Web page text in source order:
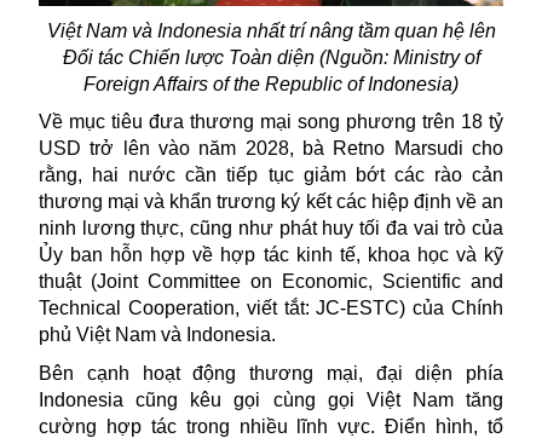
Việt Nam và Indonesia nhất trí nâng tầm quan hệ lên
Đối tác Chiến lược Toàn diện (Nguồn: Ministry of
Foreign Affairs of the Republic of Indonesia)
Về mục tiêu đưa thương mại song phương trên 18 tỷ
USD trở lên vào năm 2028, bà Retno Marsudi cho
rằng, hai nước cần tiếp tục giảm bớt các rào cản
thương mại và khẩn trương ký kết các hiệp định về an
ninh lương thực, cũng như phát huy tối đa vai trò của
Ủy ban hỗn hợp về hợp tác kinh tế, khoa học và kỹ
thuật (Joint Committee on Economic, Scientific and
Technical Cooperation, viết tắt: JC-ESTC) của Chính
phủ Việt Nam và Indonesia.
Bên cạnh hoạt động thương mại, đại diện phía
Indonesia cũng kêu gọi cùng gọi Việt Nam tăng
cường hợp tác trong nhiều lĩnh vực. Điển hình, tổ